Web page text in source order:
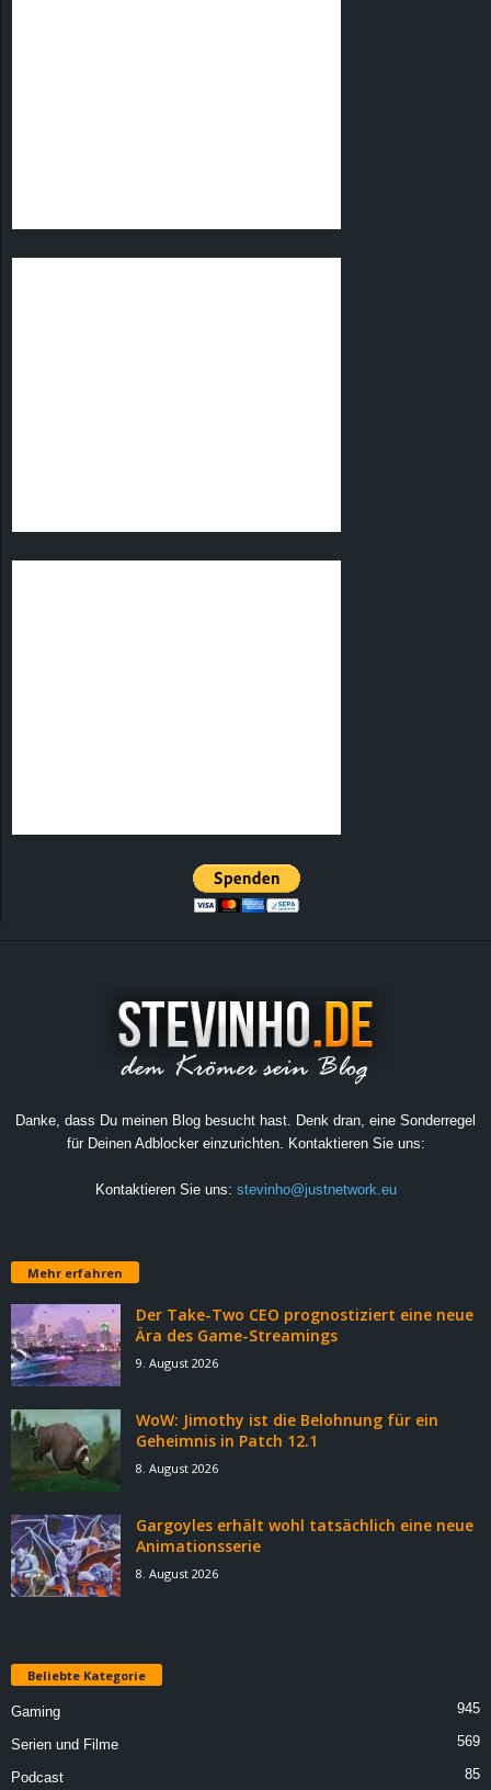
Danke, dass Du meinen Blog besucht hast. Denk dran, eine Sonderregel
für Deinen Adblocker einzurichten. Kontaktieren Sie uns:
Kontaktieren Sie uns: stevinho@justnetwork.eu
Mehr erfahren
Der Take-Two CEO prognostiziert eine neue
Ära des Game-Streamings
9. August 2026
WoW: Jimothy ist die Belohnung für ein
Geheimnis in Patch 12.1
8. August 2026
Gargoyles erhält wohl tatsächlich eine neue
Animationsserie
8. August 2026
Beliebte Kategorie
Gaming 945
Serien und Filme 569
Podcast 85